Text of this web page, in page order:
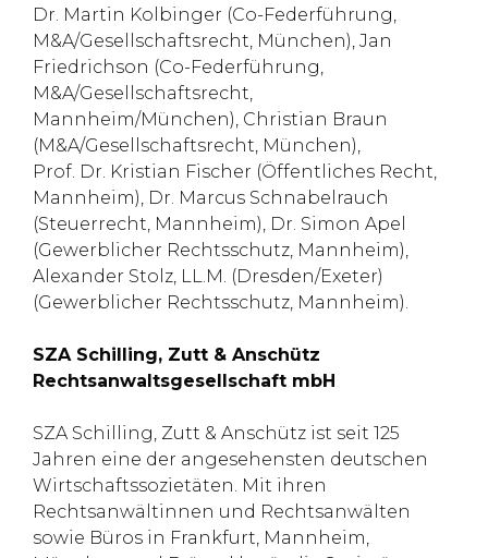
Dr. Martin Kolbinger (Co-Federführung,
M&A/Gesellschaftsrecht, München), Jan
Friedrichson (Co-Federführung,
M&A/Gesellschaftsrecht,
Mannheim/München), Christian Braun
(M&A/Gesellschaftsrecht, München),
Prof. Dr. Kristian Fischer (Öffentliches Recht,
Mannheim), Dr. Marcus Schnabelrauch
(Steuerrecht, Mannheim), Dr. Simon Apel
(Gewerblicher Rechtsschutz, Mannheim),
Alexander Stolz, LL.M. (Dresden/Exeter)
(Gewerblicher Rechtsschutz, Mannheim).
SZA Schilling, Zutt & Anschütz
Rechtsanwaltsgesellschaft mbH
SZA Schilling, Zutt & Anschütz ist seit 125
Jahren eine der angesehensten deutschen
Wirtschaftssozietäten. Mit ihren
Rechtsanwältinnen und Rechtsanwälten
sowie Büros in Frankfurt, Mannheim,